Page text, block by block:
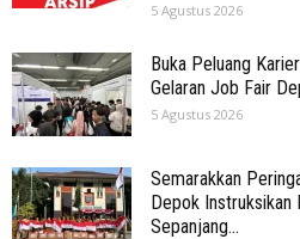
5 Agustus 2026
Buka Peluang
Gelaran Job Fair
5 Agustus 2026
Semarakkan
Depok Instruksikan
Sepanjang...